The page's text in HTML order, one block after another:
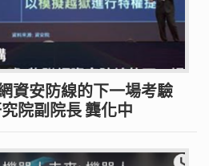
資安防線的下一場考驗
院副院長 龔化中